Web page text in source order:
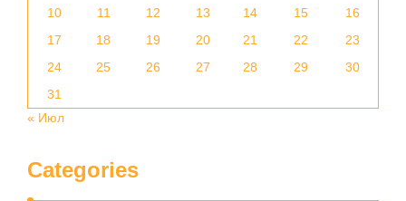
10
11 12 13 14 15
16
17
18 19 20 21 22
23
24
25 26 27 28 29
30
31
« Июл
Categories